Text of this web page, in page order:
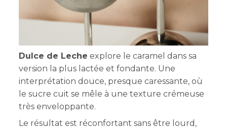
Dulce de Leche explore le caramel dans sa
version la plus lactée et fondante. Une
interprétation douce, presque caressante, où
le sucre cuit se mêle à une texture crémeuse
très enveloppante.
Le résultat est réconfortant sans être lourd,